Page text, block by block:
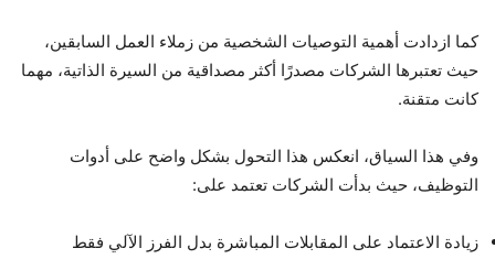
كما ازدادت أهمية التوصيات الشخصية من زملاء العمل السابقين،
حيث تعتبرها الشركات مصدرًا أكثر مصداقية من السيرة الذاتية، مهما
كانت متقنة.
وفي هذا السياق، انعكس هذا التحول بشكل واضح على أدوات
التوظيف، حيث بدأت الشركات تعتمد على:
زيادة الاعتماد على المقابلات المباشرة بدل الفرز الآلي فقط